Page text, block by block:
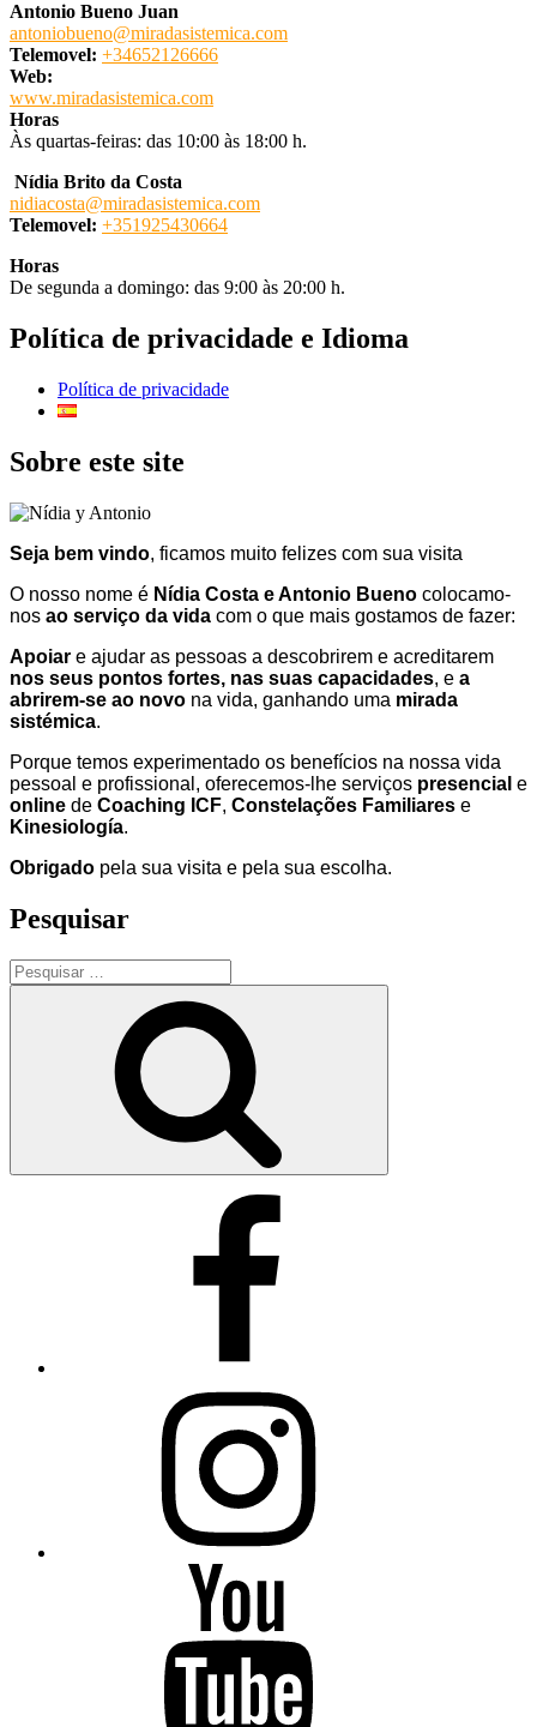
Antonio Bueno Juan
antoniobueno@miradasistemica.com
Telemovel: +34652126666
Web:
www.miradasistemica.com
Horas
Às quartas-feiras: das 10:00 às 18:00 h.
Nídia Brito da Costa
nidiacosta@miradasistemica.com
Telemovel: +351925430664
Horas
De segunda a domingo: das 9:00 às 20:00 h.
Política de privacidade e Idioma
Política de privacidade
Sobre este site
Seja bem vindo, ficamos muito felizes com sua visita
O nosso nome é Nídia Costa e Antonio Bueno colocamo-
nos ao serviço da vida com o que mais gostamos de fazer:
Apoiar e ajudar as pessoas a descobrirem e acreditarem
nos seus pontos fortes, nas suas capacidades, e a
abrirem-se ao novo na vida, ganhando uma mirada
sistémica.
Porque temos experimentado os benefícios na nossa vida
pessoal e profissional, oferecemos-lhe serviços presencial e
online de Coaching ICF, Constelações Familiares e
Kinesiología.
Obrigado pela sua visita e pela sua escolha.
Pesquisar
Pesquisar
por: